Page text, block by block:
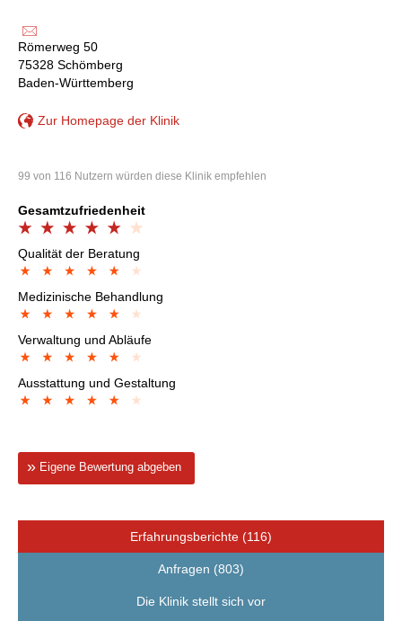
Römerweg 50
75328 Schömberg
Baden-Württemberg
Zur Homepage der Klinik
99 von 116 Nutzern würden diese Klinik empfehlen
Gesamtzufriedenheit
Qualität der Beratung
Medizinische Behandlung
Verwaltung und Abläufe
Ausstattung und Gestaltung
Eigene Bewertung abgeben
Erfahrungsberichte (116)
Anfragen (803)
Die Klinik stellt sich vor